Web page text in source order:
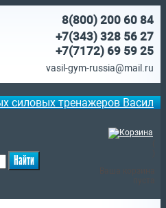
8(800) 200 60 84
+7(343) 328 56 27
+7(7172) 69 59 25
vasil-gym-russia@mail.ru
силовых тренажеров Васил